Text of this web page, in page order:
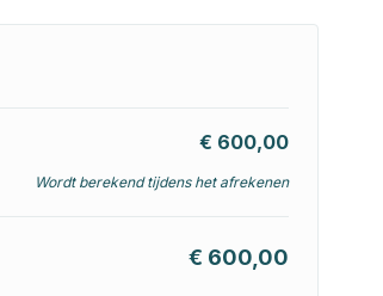
€ 600,00
Wordt berekend tijdens het afrekenen
€ 600,00